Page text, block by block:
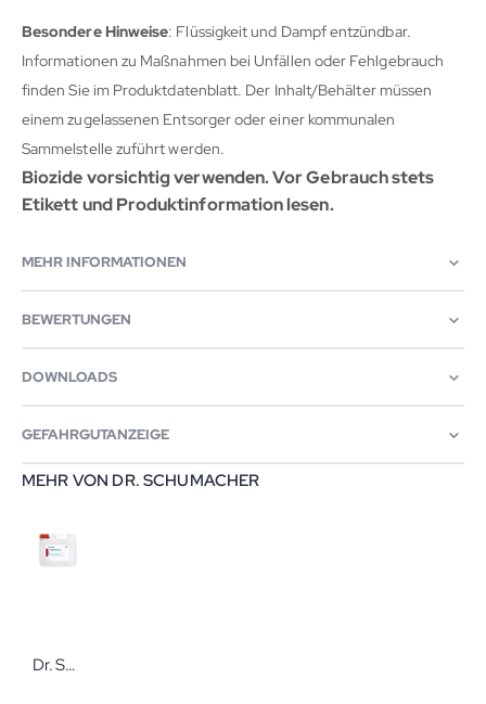
Besondere Hinweise: Flüssigkeit und Dampf entzündbar.
Informationen zu Maßnahmen bei Unfällen oder Fehlgebrauch
finden Sie im Produktdatenblatt. Der Inhalt/Behälter müssen
einem zugelassenen Entsorger oder einer kommunalen
Sammelstelle zuführt werden.
Biozide vorsichtig verwenden. Vor Gebrauch stets
Etikett und Produktinformation lesen.
MEHR INFORMATIONEN
BEWERTUNGEN
DOWNLOADS
GEFAHRGUTANZEIGE
MEHR VON DR. SCHUMACHER
Dr. Schumacher THERMOSHIELD® C 5 l Kanister Neutralisationsmittel